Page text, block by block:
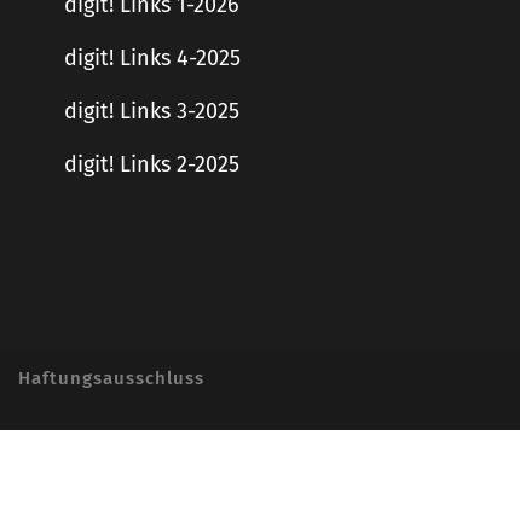
digit! Links 4-2025
digit! Links 3-2025
digit! Links 2-2025
Haftungsausschluss